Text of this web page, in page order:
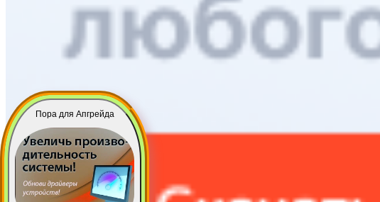
Пора для Апгрейда